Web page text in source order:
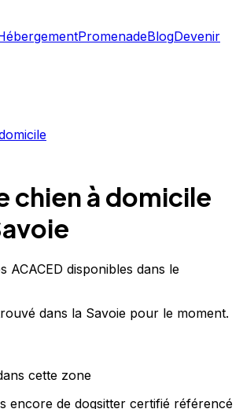
PromenadeBlogDevenir
chien à domicile
ACACED disponibles dans le
dans la Savoie pour le moment.
cette zone
encore de dogsitter certifié référencé